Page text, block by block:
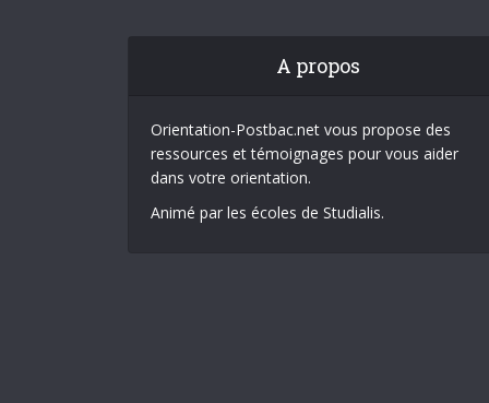
A propos
Orientation-Postbac.net vous propose des
ressources et témoignages pour vous aider
dans votre orientation.
Animé par les écoles de Studialis.